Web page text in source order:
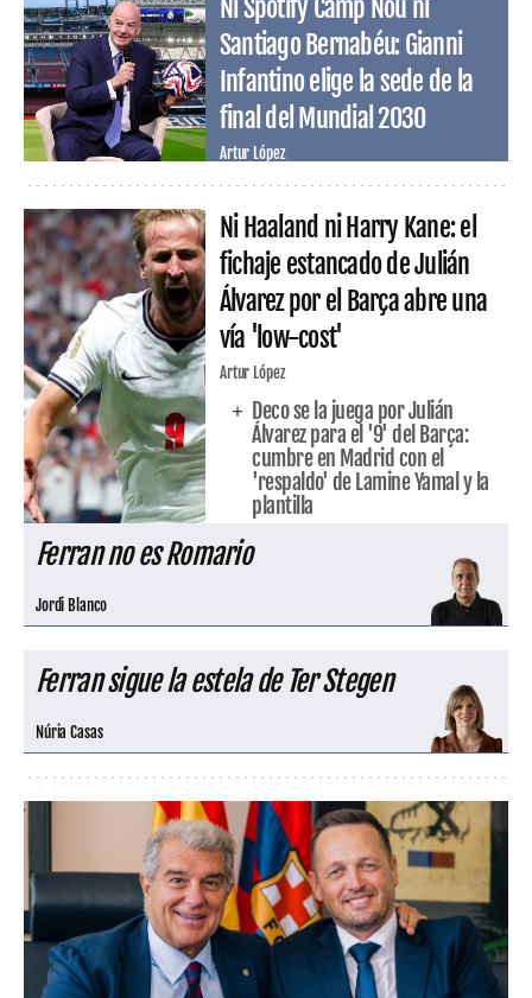
Ni Spotify Camp Nou ni
Santiago Bernabéu: Gianni
Infantino elige la sede de la
final del Mundial 2030
Artur López
Ni Haaland ni Harry Kane: el
fichaje estancado de Julián
Álvarez por el Barça abre una
vía 'low-cost'
Artur López
Deco se la juega por Julián
Álvarez para el '9' del Barça:
cumbre en Madrid con el
'respaldo' de Lamine Yamal y la
plantilla
Ferran no es Romario
Jordi Blanco
Ferran sigue la estela de Ter Stegen
Núria Casas